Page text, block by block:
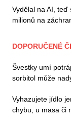
Vydělal na AI,
milionů na
DOPORUČENÉ
Švestky umí
sorbitol může
Vyhazujete jídlo
chybu, u masa či